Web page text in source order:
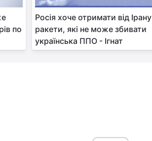
по
Росія хоче отримати від Ірану
ракети, які не може збивати
українська ППО - Ігнат